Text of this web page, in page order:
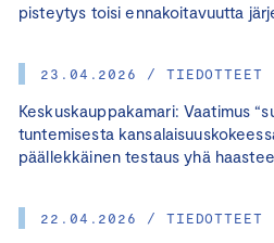
pisteytys toisi ennakoitavuutta
23.04.2026 / TIEDOTTEET
Keskuskauppakamari: Vaatimus
tuntemisesta
päällekkäinen testaus yhä
22.04.2026 / TIEDOTTEET